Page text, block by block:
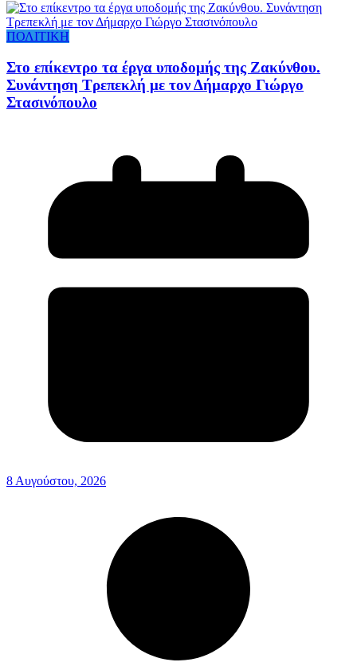
ΠΟΛΙΤΙΚΗ
Στο επίκεντρο τα έργα υποδομής της Ζακύνθου.
Συνάντηση Τρεπεκλή με τον Δήμαρχο Γιώργο
Στασινόπουλο
8 Αυγούστου, 2026